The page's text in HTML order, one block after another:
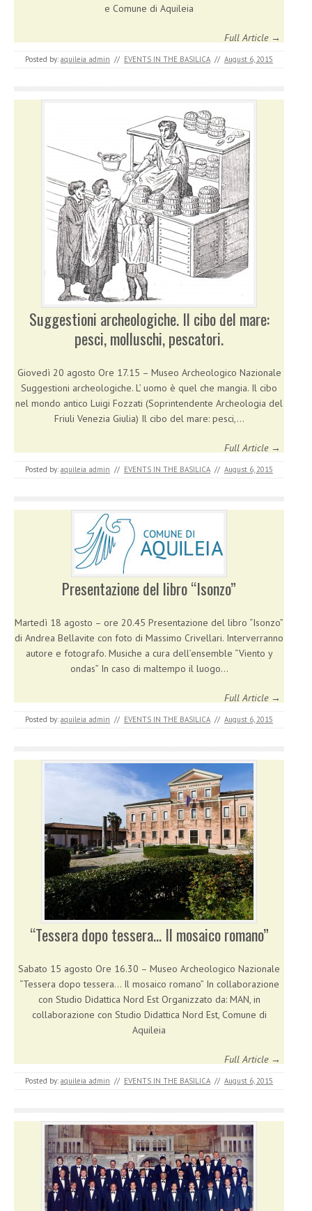
e Comune di Aquileia
Full Article →
Posted by: aquileia_admin // EVENTS IN THE BASILICA // August 6, 2015
Suggestioni archeologiche. Il cibo del mare:
pesci, molluschi, pescatori.
Giovedì 20 agosto Ore 17.15 – Museo Archeologico Nazionale
Suggestioni archeologiche. L’ uomo è quel che mangia. Il cibo
nel mondo antico Luigi Fozzati (Soprintendente Archeologia del
Friuli Venezia Giulia) Il cibo del mare: pesci,…
Full Article →
Posted by: aquileia_admin // EVENTS IN THE BASILICA // August 6, 2015
Presentazione del libro “Isonzo”
Martedì 18 agosto – ore 20.45 Presentazione del libro “Isonzo”
di Andrea Bellavite con foto di Massimo Crivellari. Interverranno
autore e fotografo. Musiche a cura dell’ensemble “Viento y
ondas” In caso di maltempo il luogo…
Full Article →
Posted by: aquileia_admin // EVENTS IN THE BASILICA // August 6, 2015
“Tessera dopo tessera… Il mosaico romano”
Sabato 15 agosto Ore 16.30 – Museo Archeologico Nazionale
“Tessera dopo tessera… Il mosaico romano” In collaborazione
con Studio Didattica Nord Est Organizzato da: MAN, in
collaborazione con Studio Didattica Nord Est, Comune di
Aquileia
Full Article →
Posted by: aquileia_admin // EVENTS IN THE BASILICA // August 6, 2015